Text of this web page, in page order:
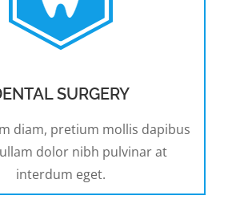
SURGERY
diam, pretium mollis dapibus
dolor nibh pulvinar at
interdum eget.